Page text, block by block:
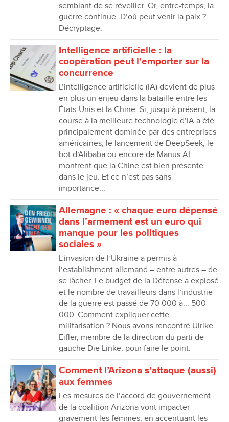
semblant de se réveiller. Or, entre-temps, la
guerre continue. D’où peut venir la paix ?
Décryptage.
Intelligence artificielle : la
coopération peut lʼemporter sur la
concurrence
Lʼintelligence artificielle (IA) devient de plus
en plus un enjeu dans la bataille entre les
États-Unis et la Chine. Si, jusquʼà présent, la
course à la meilleure technologie dʼIA a été
principalement dominée par des entreprises
américaines, le lancement de DeepSeek, le
bot dʼAlibaba ou encore de Manus AI
montrent que la Chine est bien présente
dans le jeu. Et ce nʼest pas sans
importance...
Allemagne : « chaque euro dépensé
dans l’armement est un euro qui
manque pour les politiques
sociales »
Lʼinvasion de lʼUkraine a permis à
lʼestablishment allemand – entre autres – de
se lâcher. Le budget de la Défense a explosé
et le nombre de travailleurs dans lʼindustrie
de la guerre est passé de 70 000 à... 500
000. Comment expliquer cette
militarisation ? Nous avons rencontré Ulrike
Eifler, membre de la direction du parti de
gauche Die Linke, pour faire le point.
Comment lʼArizona sʼattaque (aussi)
aux femmes
Les mesures de l’accord de gouvernement
de la coalition Arizona vont impacter
gravement les femmes, en accentuant les